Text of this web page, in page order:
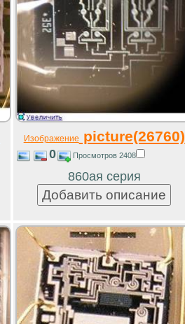
Изображение picture(26760)
0 Просмотров 2408
860ая серия